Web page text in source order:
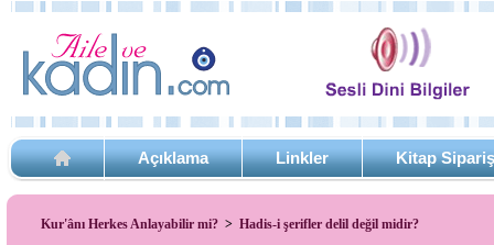
Açıklama Linkler Kitap
Kur'ânı Herkes Anlayabilir mi? > Hadis-i şerifler delil değil midir?